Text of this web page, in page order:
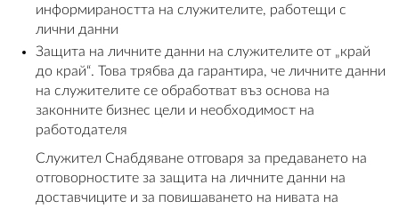
информираността на служителите, работещи с
лични данни
Защита на личните данни на служителите от „край
до край“. Това трябва да гарантира, че личните данни
на служителите се обработват въз основа на
законните бизнес цели и необходимост на
работодателя
Служител Снабдяване отговаря за предаването на
отговорностите за защита на личните данни на
доставчиците и за повишаването на нивата на